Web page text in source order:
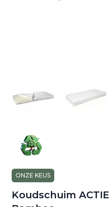
ONZE KEUS
Koudschuim